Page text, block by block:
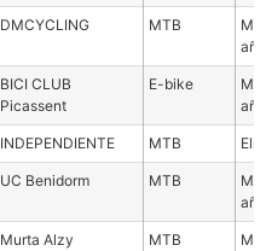
DMCYCLING MTB
BICI CLUB
Picassent
E-bike
INDEPENDIENTE MTB
UC Benidorm MTB
Murta Alzy MTB